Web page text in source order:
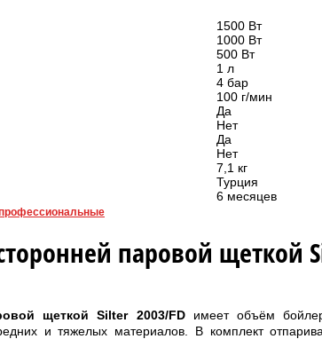
1500 Вт
1000 Вт
500 Вт
1 л
4 бар
100 г/мин
Да
Нет
Да
Нет
7,1 кг
Турция
6 месяцев
паровой щеткой
щеткой Silter 2003/FDимеет объём
и тяжелых материалов. В комплект